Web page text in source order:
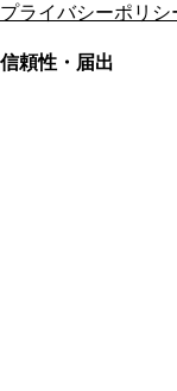
プライバシーポリシ
信頼性・届出